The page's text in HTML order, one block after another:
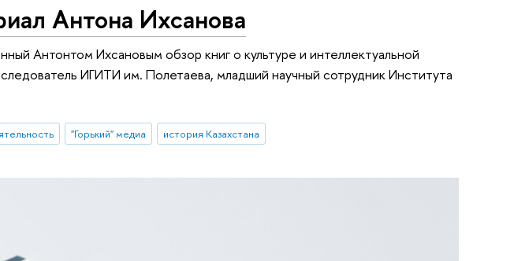
Антона Ихсанова
Антонтом Ихсановым обзор книг о культуре и интеллектуальной
ИГИТИ им. Полетаева, младший научный сотрудник Института
"Горький" медиа история Казахстана